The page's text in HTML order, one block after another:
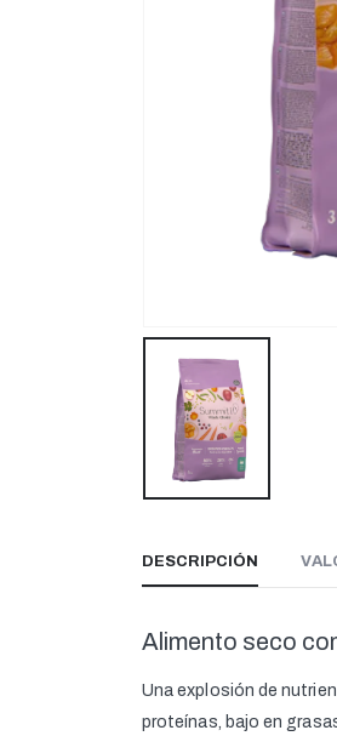
DESCRIPCIÓN
Alimento seco
Una explosión de
proteínas, bajo en